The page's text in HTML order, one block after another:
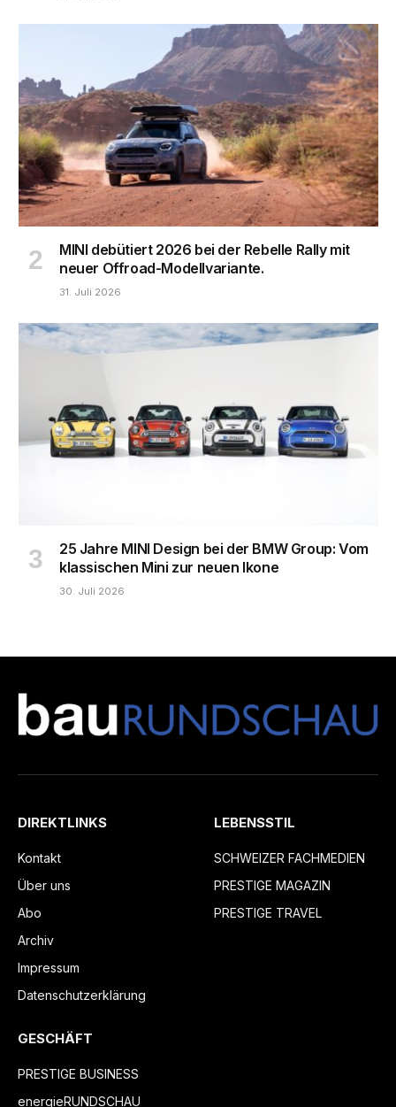
MINI debütiert 2026 bei der Rebelle Rally mit
neuer Offroad-Modellvariante.
31. Juli 2026
25 Jahre MINI Design bei der BMW Group: Vom
klassischen Mini zur neuen Ikone
30. Juli 2026
DIREKTLINKS
Kontakt
Über uns
Abo
Archiv
Impressum
Datenschutzerklärung
LEBENSSTIL
SCHWEIZER FACHMEDIEN
PRESTIGE MAGAZIN
PRESTIGE TRAVEL
GESCHÄFT
PRESTIGE BUSINESS
energieRUNDSCHAU